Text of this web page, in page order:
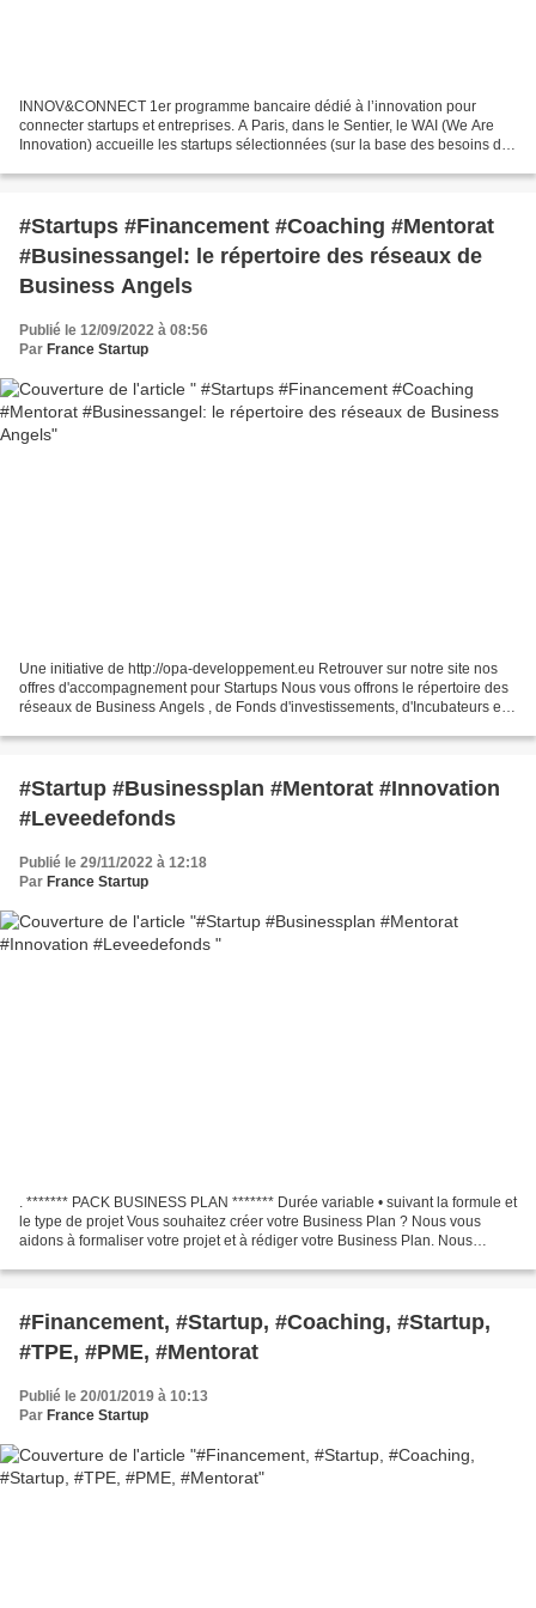
INNOV&CONNECT 1er programme bancaire dédié à l’innovation pour
connecter startups et entreprises. A Paris, dans le Sentier, le WAI (We Are
Innovation) accueille les startups sélectionnées (sur la base des besoins de
#Startups #Financement #Coaching #Mentorat
#Businessangel: le répertoire des réseaux de
Business Angels
Publié le 12/09/2022 à 08:56
Par France Startup
Une initiative de http://opa-developpement.eu Retrouver sur notre site nos
offres d'accompagnement pour Startups Nous vous offrons le répertoire des
réseaux de Business Angels , de Fonds d'investissements, d'Incubateurs et
#Startup #Businessplan #Mentorat #Innovation
#Leveedefonds
Publié le 29/11/2022 à 12:18
Par France Startup
. ******* PACK BUSINESS PLAN ******* Durée variable • suivant la formule et
le type de projet Vous souhaitez créer votre Business Plan ? Nous vous
aidons à formaliser votre projet et à rédiger votre Business Plan. Nous
#Financement, #Startup, #Coaching, #Startup,
#TPE, #PME, #Mentorat
Publié le 20/01/2019 à 10:13
Par France Startup